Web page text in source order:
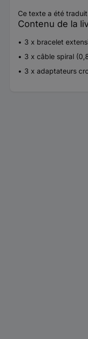
Ce texte a été
Contenu de la
3 x bracelet
3 x câble spiral
3 x adaptateurs